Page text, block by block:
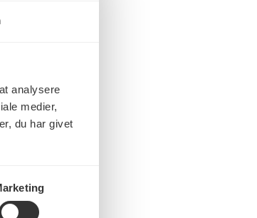
analysere
medier,
du har givet